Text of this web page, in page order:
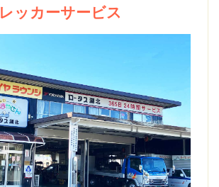
レッカーサービス